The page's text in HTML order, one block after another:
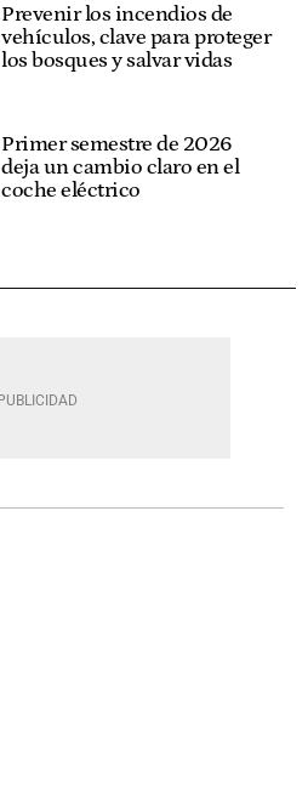
Prevenir los incendios de
vehículos, clave para proteger
los bosques y salvar vidas
Primer semestre de 2026
deja un cambio claro en el
coche eléctrico